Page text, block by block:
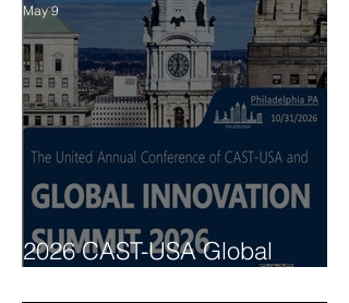
2026 CAST-USA Global
May 9